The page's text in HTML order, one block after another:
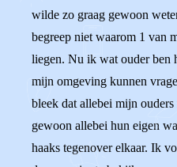
wilde zo graag gewoon
begreep niet waarom 1 van
liegen. Nu ik wat ouder ben
mijn omgeving kunnen
bleek dat allebei mijn
gewoon allebei hun eigen
haaks tegenover elkaar. Ik